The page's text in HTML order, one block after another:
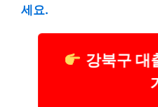
세요.
강북구 대